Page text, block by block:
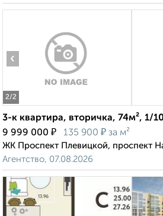
2/2
‹
3-к квартира, вторичка, 74м², 1/
9 999 000 ₽ 135 900 ₽ за м²
ЖК Проспект Плевицкой, проспект
Агентство, 07.08.2026